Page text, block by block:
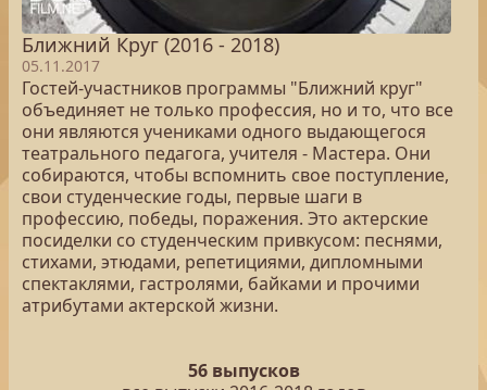
Ближний Круг (2016 - 2018)
05.11.2017
Гостей-участников программы "Ближний круг"
объединяет не только профессия, но и то, что все
они являются учениками одного выдающегося
театрального педагога, учителя - Мастера. Они
собираются, чтобы вспомнить свое поступление,
свои студенческие годы, первые шаги в
профессию, победы, поражения. Это актерские
посиделки со студенческим привкусом: песнями,
стихами, этюдами, репетициями, дипломными
спектаклями, гастролями, байками и прочими
атрибутами актерской жизни.
56 выпусков